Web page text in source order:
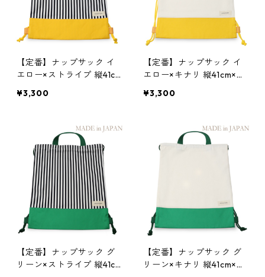
【定番】ナップサック イ
エロー×ストライプ 縦41c
¥3,300
【定番】ナップサック イ
エロー×キナリ 縦41cm×横
¥3,300
【定番】ナップサック グ
リーン×ストライプ 縦41c
【定番】ナップサック グ
リーン×キナリ 縦41cm×横